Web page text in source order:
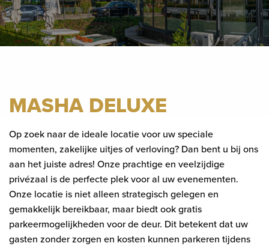
MASHA DELUXE
Op zoek naar de ideale locatie voor uw speciale
momenten, zakelijke uitjes of verloving? Dan bent u bij ons
aan het juiste adres! Onze prachtige en veelzijdige
privézaal is de perfecte plek voor al uw evenementen.
Onze locatie is niet alleen strategisch gelegen en
gemakkelijk bereikbaar, maar biedt ook gratis
parkeermogelijkheden voor de deur. Dit betekent dat uw
gasten zonder zorgen en kosten kunnen parkeren tijdens